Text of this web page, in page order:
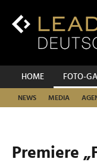
Inhalt
Hauptnavigation
HOME FOTO-
NEWS MEDIA
Premiere